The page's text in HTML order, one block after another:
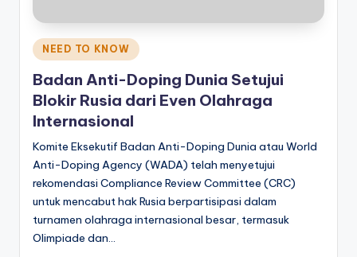
Posted
in
NEED TO KNOW
Badan Anti-Doping Dunia Setujui
Blokir Rusia dari Even Olahraga
Internasional
Komite Eksekutif Badan Anti-Doping Dunia atau World
Anti-Doping Agency (WADA) telah menyetujui
rekomendasi Compliance Review Committee (CRC)
untuk mencabut hak Rusia berpartisipasi dalam
turnamen olahraga internasional besar, termasuk
Olimpiade dan…